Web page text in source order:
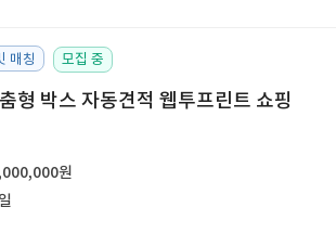
매칭 모집 중
형 박스 자동견적 웹투프린트 쇼핑
원